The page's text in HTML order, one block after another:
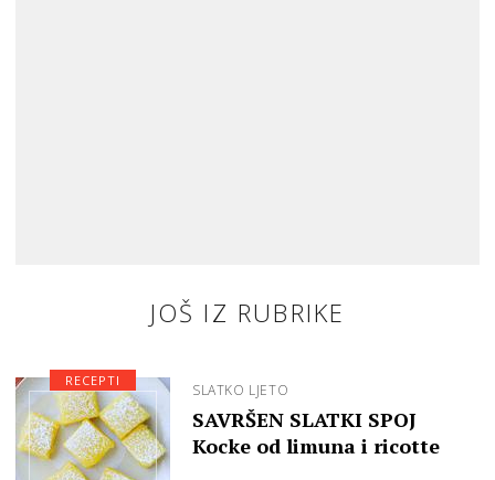
JOŠ IZ RUBRIKE
SLATKO LJETO
SAVRŠEN SLATKI SPOJ
Kocke od limuna i ricotte
RECEPTI